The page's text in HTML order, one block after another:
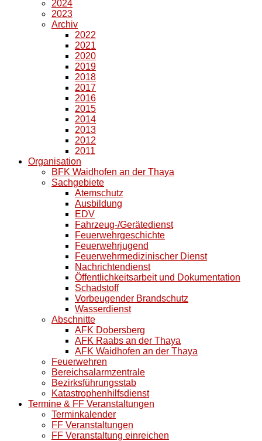
2024
2023
Archiv
2022
2021
2020
2019
2018
2017
2016
2015
2014
2013
2012
2011
Organisation
BFK Waidhofen an der Thaya
Sachgebiete
Atemschutz
Ausbildung
EDV
Fahrzeug-/Gerätedienst
Feuerwehrgeschichte
Feuerwehrjugend
Feuerwehrmedizinischer Dienst
Nachrichtendienst
Öffentlichkeitsarbeit und Dokumentation
Schadstoff
Vorbeugender Brandschutz
Wasserdienst
Abschnitte
AFK Dobersberg
AFK Raabs an der Thaya
AFK Waidhofen an der Thaya
Feuerwehren
Bereichsalarmzentrale
Bezirksführungsstab
Katastrophenhilfsdienst
Termine & FF Veranstaltungen
Terminkalender
FF Veranstaltungen
FF Veranstaltung einreichen